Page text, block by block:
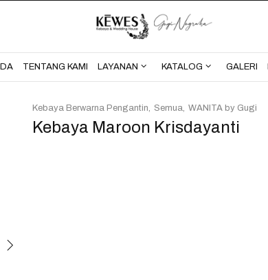
BERANDA
TENTANG KAMI LAYANAN KATALOG GALERI
Kebaya Maroon Krisdayanti
Kebaya Berwarna Pengantin Semua WANITA by Gugi